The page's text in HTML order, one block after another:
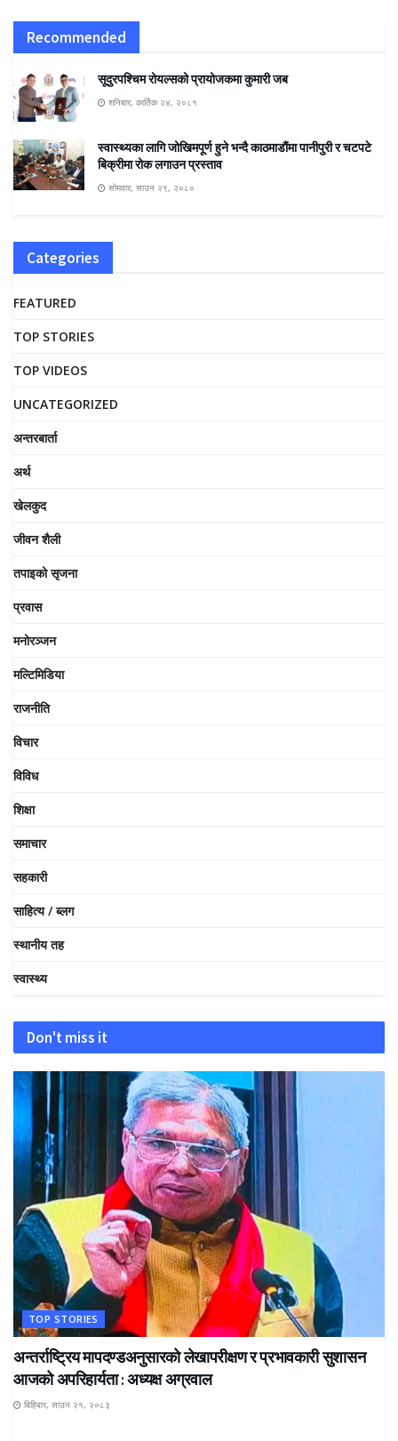
Recommended
सूदुरपश्चिम रोयल्सको प्रायोजकमा कुमारी जब
शनिबार, कार्तिक २४, २०८१
स्वास्थ्यका लागि जोखिमपूर्ण हुने भन्दै काठमाडौंमा पानीपुरी र चटपटे
बिक्रीमा रोक लगाउन प्रस्ताव
सोमवार, साउन २९, २०८०
Categories
FEATURED
TOP STORIES
TOP VIDEOS
UNCATEGORIZED
अन्तरबार्ता
अर्थ
खेलकुद
जीवन शैली
तपाइको सृजना
प्रवास
मनोरञ्जन
मल्टिमिडिया
राजनीति
विचार
विविध
शिक्षा
समाचार
सहकारी
साहित्य / ब्लग
स्थानीय तह
स्वास्थ्य
Don't miss it
TOP STORIES
अन्तर्राष्ट्रिय मापदण्डअनुसारको लेखापरीक्षण र प्रभावकारी सुशासन
आजको अपरिहार्यता : अध्यक्ष अग्रवाल
बिहिबार, साउन २१, २०८३